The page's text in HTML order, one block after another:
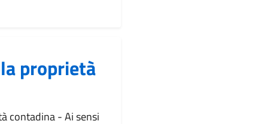
proprietà
contadina - Ai sensi